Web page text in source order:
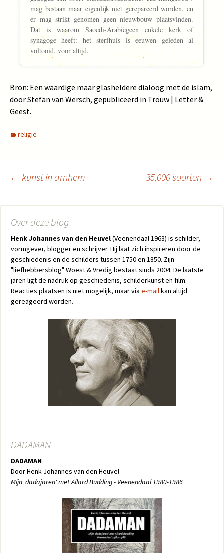
mag bestaan maar eigenlijk niet gerepareerd worden, en
er mag strikt genomen geen nieuwbouw plaatsvinden.
Dat is waarom Saoedi-Arabiëgeen enkele kerk of
synagoge heeft: het sterfhuis is eeuwen geleden al
voltooid, voor altijd.
Bron: Een waardige maar glasheldere dialoog met de islam,
door Stefan van Wersch, gepubliceerd in Trouw | Letter &
Geest.
religie
Berichtnavigatie
← kunst in arnhem 35.000 soorten →
Over deze blog
Henk Johannes van den Heuvel(Veenendaal 1963) is schilder,
vormgever, blogger en schrijver. Hij laat zich inspireren door de
geschiedenis en de schilders tussen 1750 en 1850. Zijn
"liefhebbersblog" Woest & Vredig bestaat sinds 2004. De laatste
jaren ligt de nadruk op geschiedenis, schilderkunst en film.
Reacties plaatsen is niet mogelijk, maar via e-mailkan altijd
gereageerd worden.
DADAMAN
DADAMAN
Door Henk Johannes van den Heuvel
Mijn 'dadajaren' met Allard Budding - Veenendaal 1980-1986